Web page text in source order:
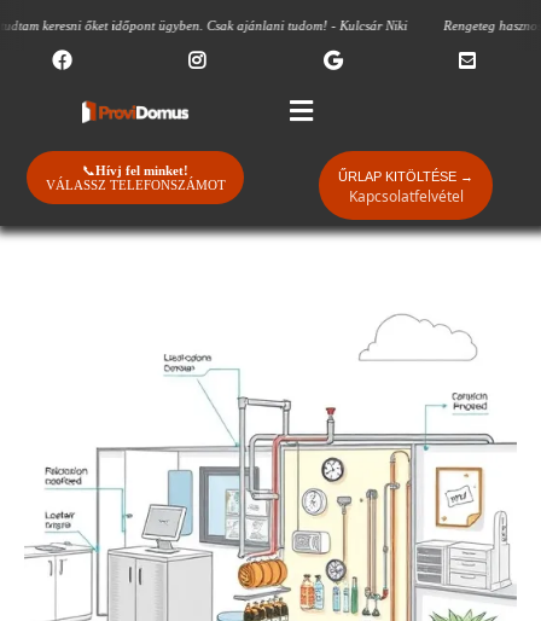
őket időpont ügyben. Csak ajánlani tudom! - Kulcsár Niki Rengeteg hasznos
📞Hívj fel minket!
VÁLASSZ TELEFONSZÁMOT
ŰRLAP KITÖLTÉSE →
Kapcsolatfelvétel